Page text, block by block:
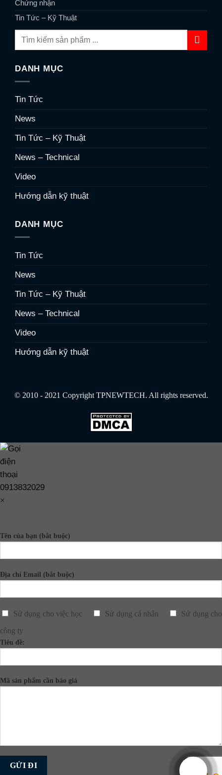
Chứng nhận
Tin Tức – Kỹ Thuật
DANH MỤC
Tin Tức
News
Tin Tức – Kỹ Thuật
News – Technical
Video
Hướng dẫn kỹ thuật
DANH MỤC
Tin Tức
News
Tin Tức – Kỹ Thuật
News – Technical
Video
Hướng dẫn kỹ thuật
© 2010 - 2021 Copyright TPNEWTECH. All rights reserved.
0913832029
×
Tên của bạn (bắt buộc)
Địa chỉ Email (bắt buộc)
Sử dụng cho việc học Sử dụng cá nhân
Sử dụng cho
công ty
Tiêu đề:
Mã sản phẩm cần báo giá